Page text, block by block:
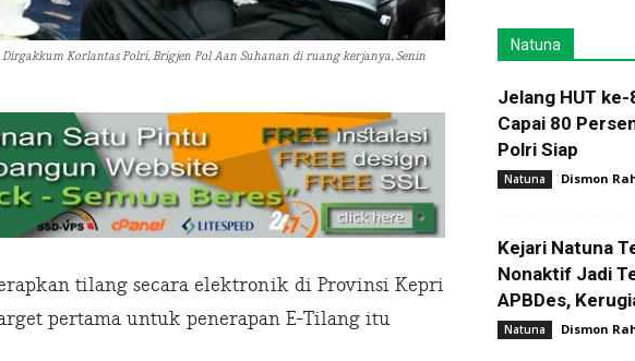
Korlantas Polri, Brigjen Pol Aan Suhanan di ruang kerjanya, Senin
tilang secara elektronik di Provinsi Kepri
pertama untuk penerapan E-Tilang itu
Natuna
Jelang HUT
Capai 80
Polri Siap
Natuna Dismon
Kejari Natuna
Nonaktif Jadi
APBDes,
Natuna Dismon